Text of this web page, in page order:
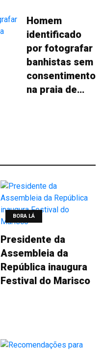
Homem
identificado
por fotografar
banhistas sem
consentimento
na praia de
BORA LÁ
Presidente da
Assembleia da
República inaugura
Festival do Marisco